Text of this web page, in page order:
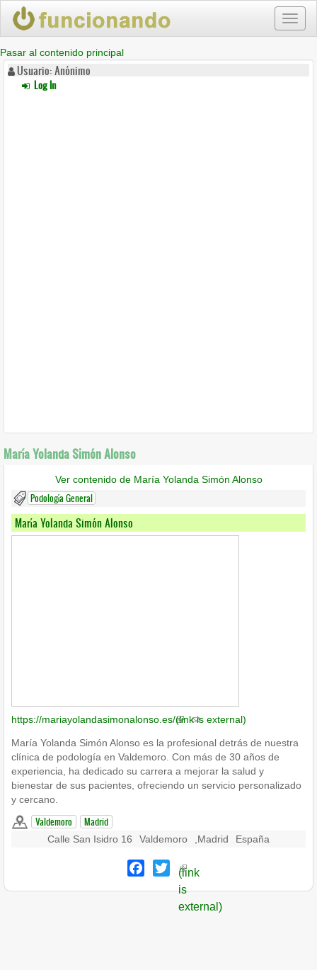
Pasar al contenido principal
Usuario: Anónimo
Log In
María Yolanda Simón Alonso
Ver contenido de María Yolanda Simón Alonso
Podología General
María Yolanda Simón Alonso
https://mariayolandasimonalonso.es/(link is external)
María Yolanda Simón Alonso es la profesional detrás de nuestra
clínica de podología en Valdemoro. Con más de 30 años de
experiencia, ha dedicado su carrera a mejorar la salud y
bienestar de sus pacientes, ofreciendo un servicio personalizado
y cercano.
Valdemoro Madrid
Calle San Isidro 16 Valdemoro Madrid España
Facebook
Twitter
(link
is
external)